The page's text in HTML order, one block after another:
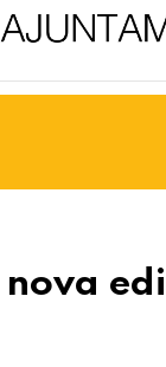
una nova edició del